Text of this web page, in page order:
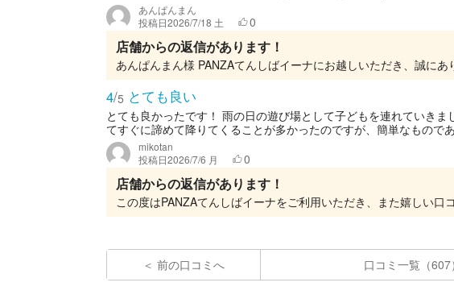
あんぱんまん
投稿日2026/7/18 土 0
店舗からの返信があります！
4/5 とても良い
とても良かったです！ 雨の日の遊び場として子どもを連れていきま
てすぐに諦めて降りてくることが多かったのですが、簡単なもので
mikotan
投稿日2026/7/6 月 0
店舗からの返信があります！
前の口コミへ 口コミ一覧（607）